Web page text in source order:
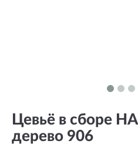
Цевьё в сборе
дерево 906